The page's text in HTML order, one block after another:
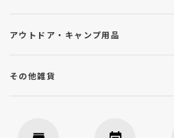
アウトドア・キャンプ用品
その他雑貨